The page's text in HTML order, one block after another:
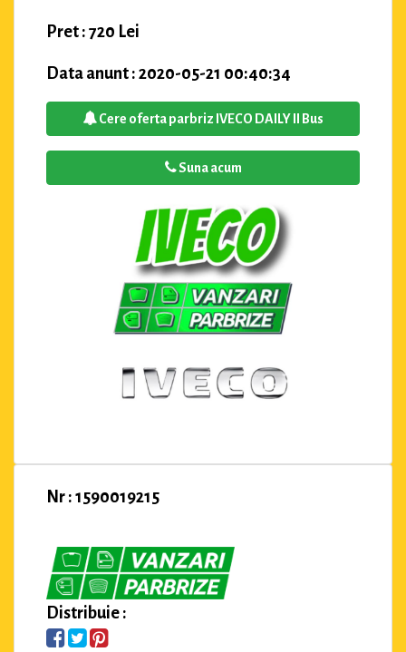
Pret : 720 Lei
Data anunt : 2020-05-21 00:40:34
Cere oferta parbriz IVECO DAILY II Bus
Suna acum
Nr : 1590019215
Distribuie :